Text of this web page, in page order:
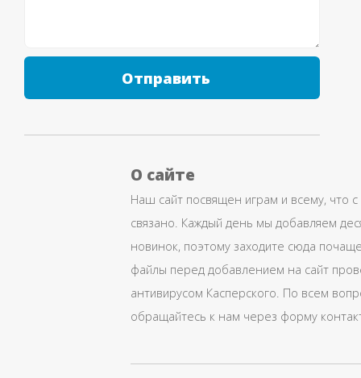
Отправить
О сайте
Наш сайт посвящен играм и всему, что
связано. Каждый день мы добавляем
новинок, поэтому заходите сюда
файлы перед добавлением на сайт
антивирусом Касперского. По всем
обращайтесь к нам через форму